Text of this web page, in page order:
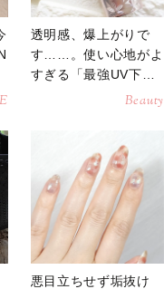
透明感、爆上がりで
す……。使い心地がよ
すぎる「最強UV下
Beauty
悪目立ちせず垢抜け